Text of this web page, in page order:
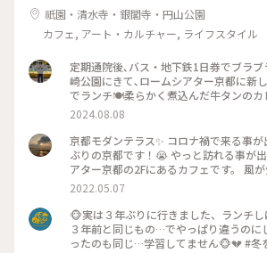
祇園・清水寺・銀閣寺・円山公園
カフェ, アート・カルチャー, ライフスタイル
定期通院後､バス・地下鉄1日券でブラ
崎公園にきて､ロームシアター京都に新
でランチ🍽️柔らかく煮込んだ牛タンのカ
🍛 #グルメ #ランチ #カレー
2024.08.08
京都モダンテラス✨ コロナ禍で来る事
ぶりの京都です！😭 やっと訪れる事が
アター京都の2Fにあるカフェです。 風
こで時間を過ごしていたいカフェです🥰
キのくずを食べにテーブルの上にやっ
とりっぷ #春風さんぽ
2022.05.07
🐵実は３年ぶりに行きました、ランチ
３年前と同じもの…でやっぱり違うのに